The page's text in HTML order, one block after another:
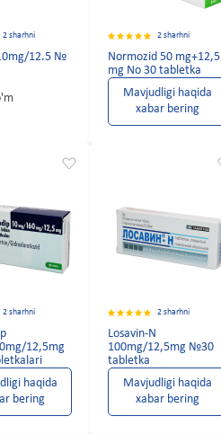
2 sharhni
12.5 №
2 sharhni
Normozid 50 mg+12,5
mg No 30 tabletka
Mavjudligi haqida
xabar bering
2 sharhni
12,5mg
haqida
bering
2 sharhni
Losavin-N
100mg/12,5mg №30
tabletka
Mavjudligi haqida
xabar bering